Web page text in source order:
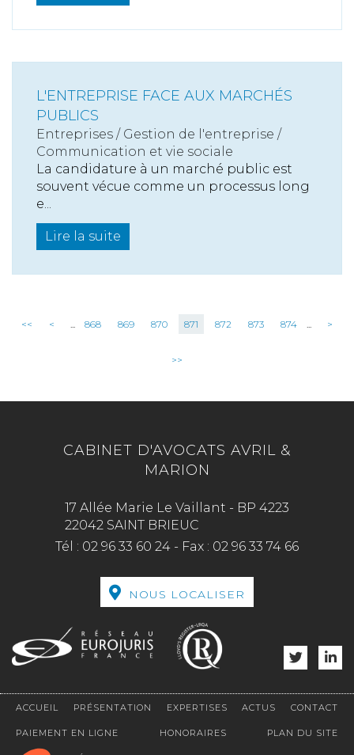
L'ENTREPRISE FACE AUX MARCHÉS
PUBLICS
Entreprises / Gestion de l'entreprise /
Communication et vie sociale
La candidature à un marché public est
souvent vécue comme un processus long
e...
Lire la suite
<< < ... 868 869 870 871 872 873 874 ... >
>>
CABINET D'AVOCATS AVRIL &
MARION
17 Allée Marie Le Vaillant - BP 4223
22042 SAINT BRIEUC
Tél : 02 96 33 60 24 - Fax : 02 96 33 74 66
NOUS LOCALISER
ACCUEIL PRÉSENTATION EXPERTISES ACTUS CONTACT
PAIEMENT EN LIGNE HONORAIRES PLAN DU SITE